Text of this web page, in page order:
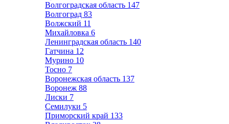
Волгоградская область 147
Волгоград 83
Волжский 11
Михайловка 6
Ленинградская область 140
Гатчина 12
Мурино 10
Тосно 7
Воронежская область 137
Воронеж 88
Лиски 7
Семилуки 5
Приморский край 133